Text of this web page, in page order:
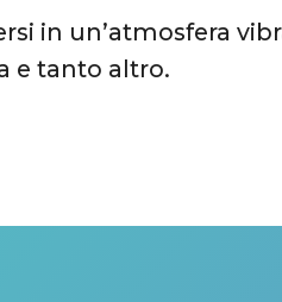
in un’atmosfera
e tanto altro.